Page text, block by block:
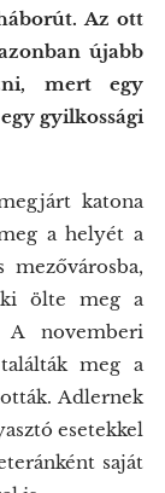
Az ott
újabb
mert egy
gyilkossági
katona
a helyét a
mezővárosba,
ki ölte meg a
A novemberi
meg a
Adlernek
esetekkel
saját